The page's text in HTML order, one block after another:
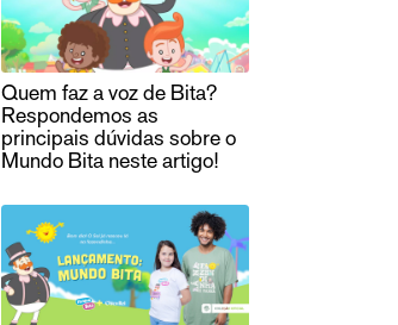
Quem faz a voz de Bita?
Respondemos as
principais dúvidas sobre o
Mundo Bita neste artigo!